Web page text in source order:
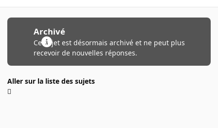
Archivé
Ce sujet est désormais archivé et ne peut plus
recevoir de nouvelles réponses.
Aller sur la liste des sujets